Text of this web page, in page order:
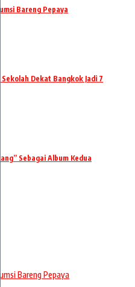
Bareng Pepaya
Dekat Bangkok Jadi 7
Sebagai Album Kedua
Bareng Pepaya